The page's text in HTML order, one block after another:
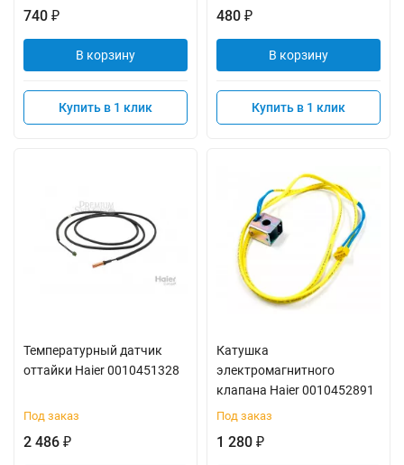
740 ₽
В корзину
Купить в 1 клик
480 ₽
В корзину
Купить в 1 клик
Температурный датчик
оттайки Haier 0010451328
Под заказ
2 486 ₽
Катушка
электромагнитного
клапана Haier 0010452891
Под заказ
1 280 ₽